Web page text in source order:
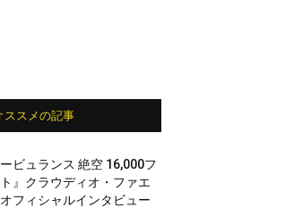
ススメの記事
ービュランス 絶空 16,000フ
』クラウディオ・ファエ
フィシャルインタビュー